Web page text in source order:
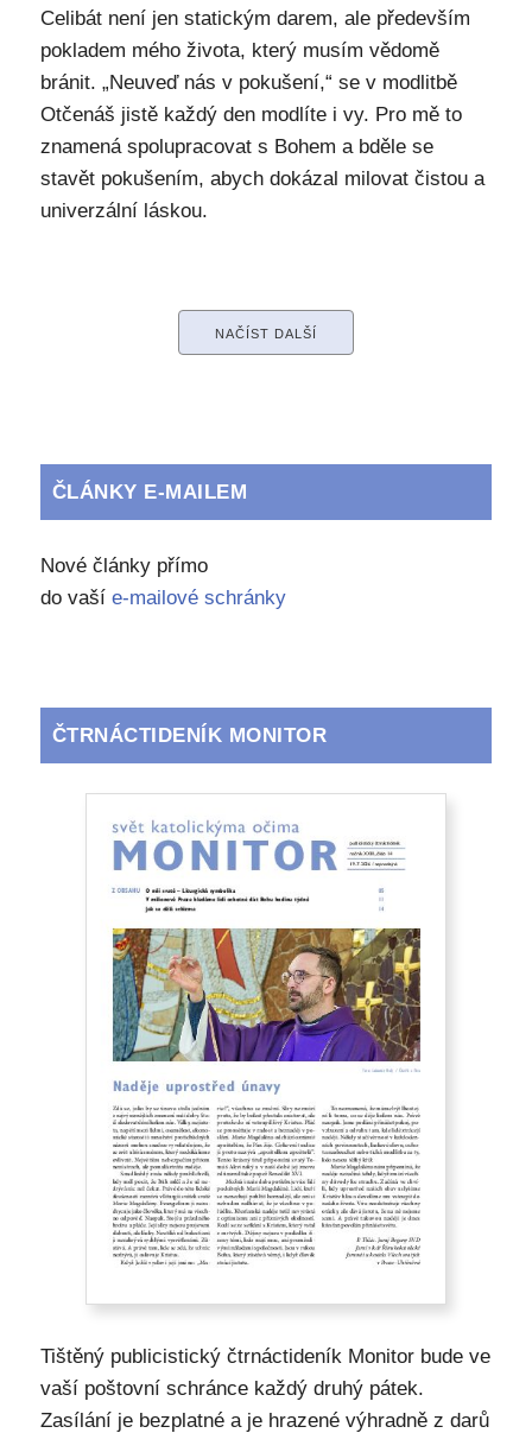
Celibát není jen statickým darem, ale především
pokladem mého života, který musím vědomě
bránit. „Neuveď nás v pokušení,“ se v modlitbě
Otčenáš jistě každý den modlíte i vy. Pro mě to
znamená spolupracovat s Bohem a bděle se
stavět pokušením, abych dokázal milovat čistou a
univerzální láskou.
NAČÍST DALŠÍ
ČLÁNKY E-MAILEM
Nové články přímo
do vaší e-mailové schránky
ČTRNÁCTIDENÍK MONITOR
Tištěný publicistický čtrnáctideník Monitor bude ve
vaší poštovní schránce každý druhý pátek.
Zasílání je bezplatné a je hrazené výhradně z darů